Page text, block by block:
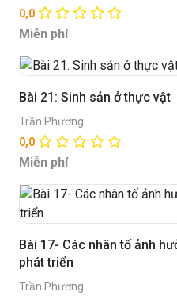
0,0
Miễn phí
Bài 21: Sinh sản ở thực vật
Trần Phương
0,0
Miễn phí
Bài 17- Các nhân tố ảnh
phát triển
Trần Phương